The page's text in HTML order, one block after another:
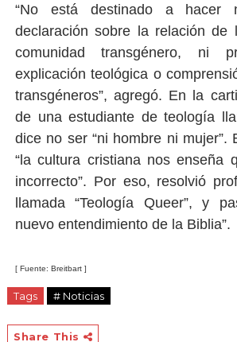
“No está destinado a hacer
declaración sobre la relación de
comunidad transgénero, ni
explicación teológica o
transgéneros”, agregó. En la
de una estudiante de teología
dice no ser “ni hombre ni mujer”.
“la cultura cristiana nos enseña
incorrecto”. Por eso, resolvió
llamada “Teología Queer”, y
nuevo entendimiento de la Biblia”.
[ Fuente: Breitbart ]
Tags # Noticias
Share This